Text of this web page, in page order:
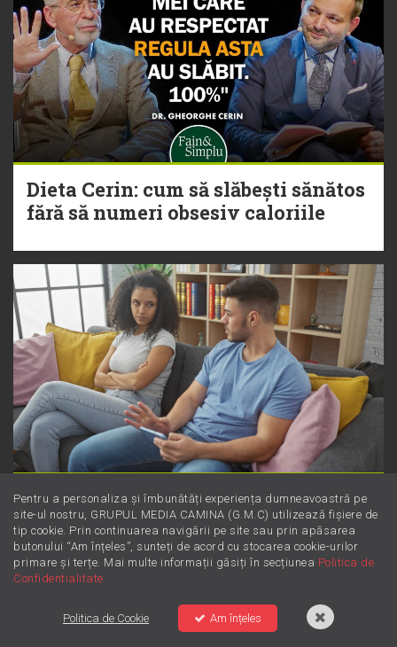
Dieta Cerin: cum să slăbești sănătos
fără să numeri obsesiv caloriile
Dincolo de supărare: Este furie sau
iritare? Învață să le diferențiezi
Pentru a personaliza și îmbunătăți experiența dumneavoastră pe
site-ul nostru, GRUPUL MEDIA CAMINA (G.M.C) utilizează fișiere de
tip cookie. Prin continuarea navigării pe site sau prin apăsarea
butonului “Am înțeles”, sunteți de acord cu stocarea cookie-urilor
primare și terțe. Mai multe informații găsiți în secțiunea Politica de
Confidentialitate
Politica de Cookie Am înțeles